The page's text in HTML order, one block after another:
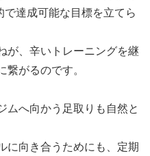
達成可能な目標を立てら
が、辛いトレーニングを継
繋がるのです。
ムへ向かう足取りも自然と
に向き合うためにも、定期